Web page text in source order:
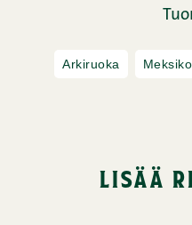
Arkiruoka
lisää